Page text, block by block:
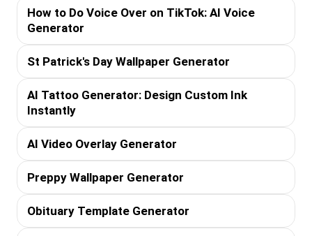
How to Do Voice Over on TikTok: AI Voice
Generator
St Patrick's Day Wallpaper Generator
AI Tattoo Generator: Design Custom Ink
Instantly
AI Video Overlay Generator
Preppy Wallpaper Generator
Obituary Template Generator